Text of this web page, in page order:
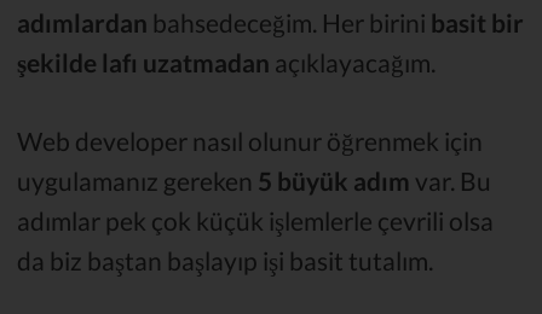
adımlardan bahsedeceğim. Her birini basit bir
şekilde lafı uzatmadan açıklayacağım.
Web developer nasıl olunur öğrenmek için
uygulamanız gereken 5 büyük adım var. Bu
adımlar pek çok küçük işlemlerle çevrili olsa
da biz baştan başlayıp işi basit tutalım.